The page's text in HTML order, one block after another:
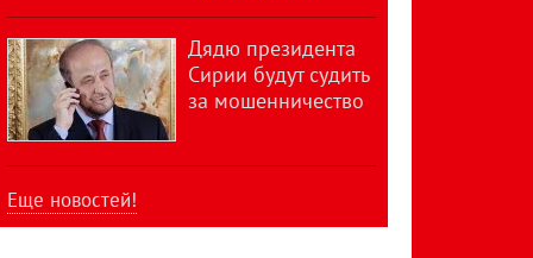
Дядю президента
Сирии будут судить
за мошенничество
Еще новостей!